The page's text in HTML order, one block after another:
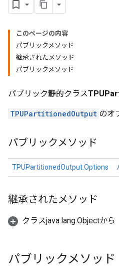
このページの内容
パブリックメソッド
継承されたメソッド
パブリックメソッド
パブリック静的クラス
TPUPartitionedOutput のオ
パブリックメソッド
TPUPartitionedOutput.Options
継承されたメソッド
クラスjava.lang.Objectから
パブリックメソッド